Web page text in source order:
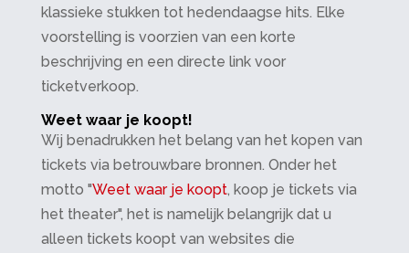
klassieke stukken tot hedendaagse hits. Elke
voorstelling is voorzien van een korte
beschrijving en een directe link voor
ticketverkoop.
Weet waar je koopt!
Wij benadrukken het belang van het kopen van
tickets via betrouwbare bronnen. Onder het
motto "Weet waar je koopt, koop je tickets via
het theater", het is namelijk belangrijk dat u
alleen tickets koopt van websites die